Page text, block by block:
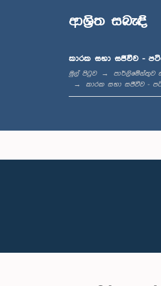
ආශ්‍රිත සබැඳි
කාරක සභා සජීවීව -
මුල් පිටුව
පාර්ලිමේන්තුව
කාරක සභා සජීවීව -